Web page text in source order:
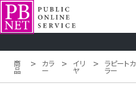
商
品 > カラ
ー > イリ
ヤ > ラピートカ
ラー